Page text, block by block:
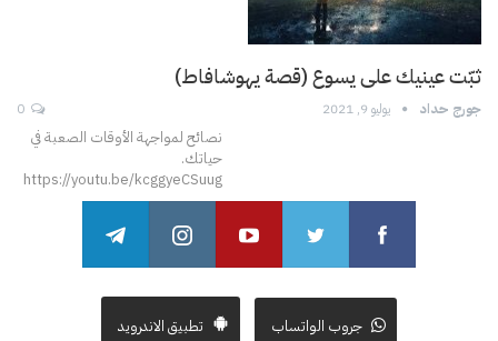
ثبّت عينيك على يسوع (قصة يهوشافاط)
جورج حداد يوليو 9, 2021
نصائح لمواجهة الأوقات الصعبة في
حياتك.
https://youtu.be/kcggyeCSuug
جروب الواتساب تطبيق الاندرويد